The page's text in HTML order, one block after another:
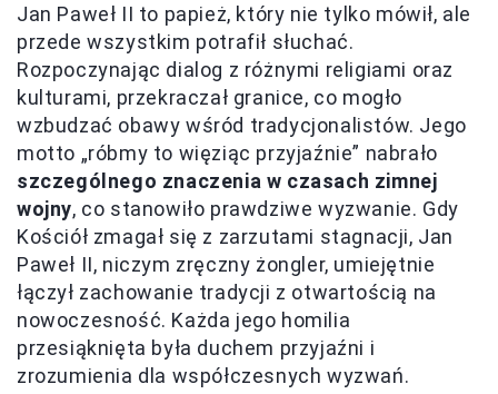
Jan Paweł II to papież, który nie tylko mówił, ale
przede wszystkim potrafił słuchać.
Rozpoczynając dialog z różnymi religiami oraz
kulturami, przekraczał granice, co mogło
wzbudzać obawy wśród tradycjonalistów. Jego
motto „róbmy to więziąc przyjaźnie” nabrało
szczególnego znaczenia w czasach zimnej
wojny, co stanowiło prawdziwe wyzwanie. Gdy
Kościół zmagał się z zarzutami stagnacji, Jan
Paweł II, niczym zręczny żongler, umiejętnie
łączył zachowanie tradycji z otwartością na
nowoczesność. Każda jego homilia
przesiąknięta była duchem przyjaźni i
zrozumienia dla współczesnych wyzwań.